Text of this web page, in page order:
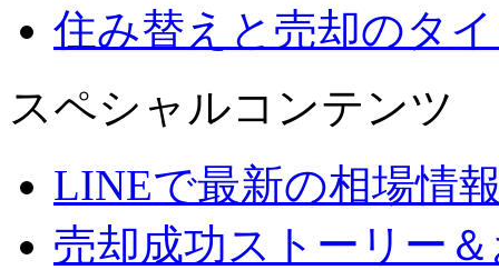
住み替えと売却のタ
スペシャルコンテンツ
LINEで最新の相場情
売却成功ストーリー